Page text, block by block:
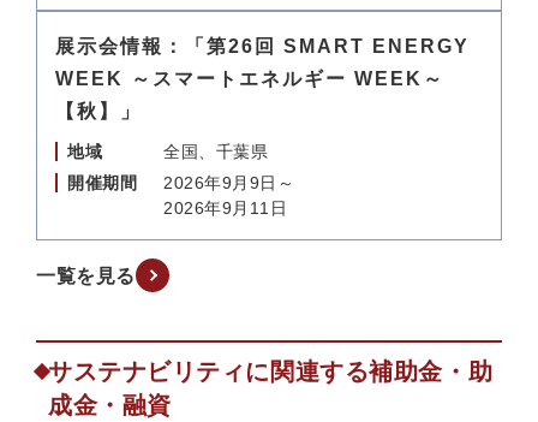
展示会情報：「第26回 SMART ENERGY
WEEK ～スマートエネルギー WEEK～
【秋】」
地域
全国、千葉県
開催期間
2026年9月9日～
2026年9月11日
一覧を見る
サステナビリティに関連する補助金・助
成金・融資